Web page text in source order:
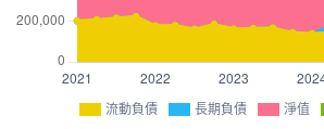
流動負債 長期負債 淨值